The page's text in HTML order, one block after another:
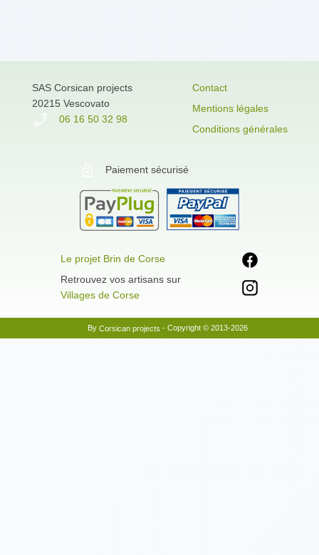
SAS Corsican projects
20215 Vescovato
06 16 50 32 98
Contact
Mentions légales
Conditions générales
Paiement sécurisé
Le projet Brin de Corse
Retrouvez vos artisans sur
Villages de Corse
By Corsican projects - Copyright © 2013-2026